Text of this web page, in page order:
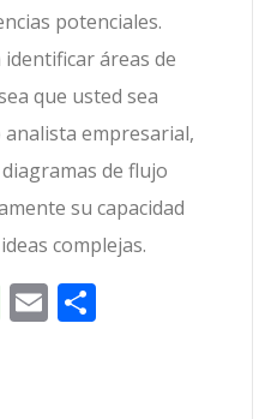
potenciales.
áreas de
que usted sea
empresarial,
de flujo
su capacidad
complejas.
WhatsApp
Email